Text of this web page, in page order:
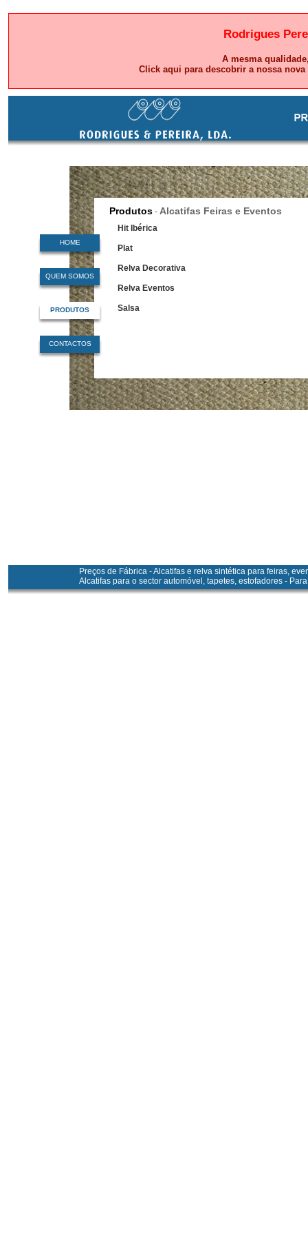
Rodrigues
A mesma
Click aqui para descobrir a nossa
HOME
QUEM SOMOS
PRODUTOS
CONTACTOS
Produtos - Alcatifas Feiras e Eventos
Hit Ibérica
Plat
Relva Decorativa
Relva Eventos
Salsa
Preços de Fábrica - Alcatifas e relva sintética para feiras,
Alcatifas para o sector automóvel, tapetes, estofadores -